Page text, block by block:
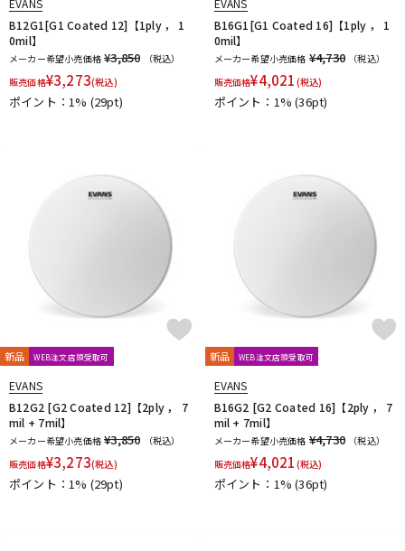
EVANS
B12G1[G1 Coated 12]【1ply ， 1
0mil】
メーカー希望小売価格 ¥3,850
（税込）
販売価格¥3,273(税込)
ポイント：1% (29pt)
EVANS
B16G1[G1 Coated 16]【1ply ， 1
0mil】
メーカー希望小売価格 ¥4,730
（税込）
販売価格¥4,021 (税込)
ポイント：1%(36pt)
新品 WEB注文店頭受取可
EVANS
B12G2 [G2 Coated 12]【2ply ， 7
mil + 7mil】
メーカー希望小売価格 ¥3,850
（税込）
販売価格¥3,273(税込)
ポイント：1% (29pt)
新品 WEB注文店頭受取可
EVANS
B16G2 [G2 Coated 16]【2ply ， 7
mil + 7mil】
メーカー希望小売価格 ¥4,730
（税込）
販売価格¥4,021 (税込)
ポイント：1%(36pt)